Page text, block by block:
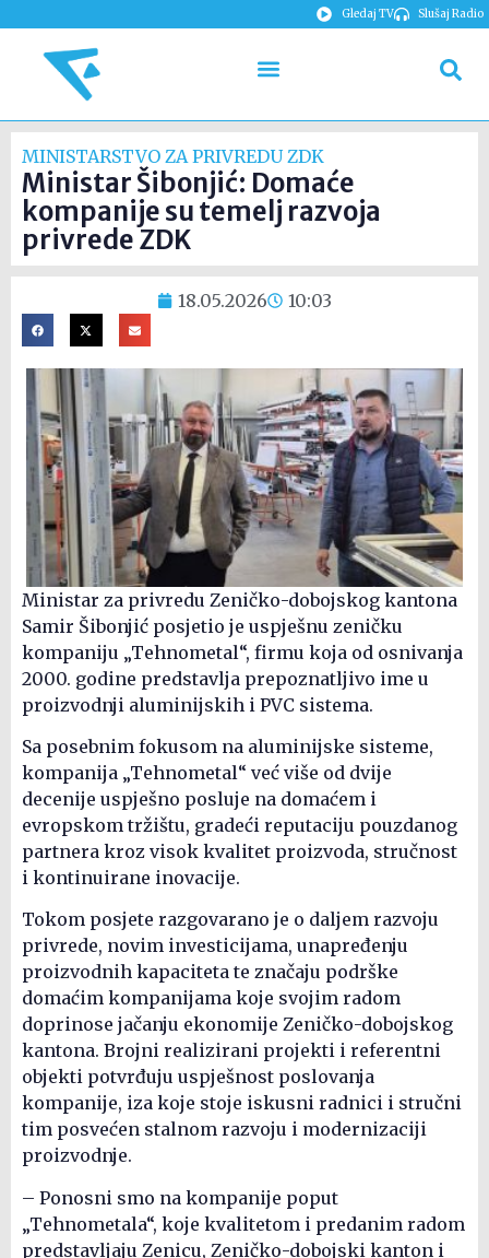
Gledaj TV Slušaj Radio
MINISTARSTVO ZA PRIVREDU ZDK
Ministar Šibonjić: Domaće
kompanije su temelj razvoja
privrede ZDK
18.05.2026 10:03
Ministar za privredu Zeničko-dobojskog kantona
Samir Šibonjić posjetio je uspješnu zeničku
kompaniju „Tehnometal“, firmu koja od osnivanja
2000. godine predstavlja prepoznatljivo ime u
proizvodnji aluminijskih i PVC sistema.
Sa posebnim fokusom na aluminijske sisteme,
kompanija „Tehnometal“ već više od dvije
decenije uspješno posluje na domaćem i
evropskom tržištu, gradeći reputaciju pouzdanog
partnera kroz visok kvalitet proizvoda, stručnost
i kontinuirane inovacije.
Tokom posjete razgovarano je o daljem razvoju
privrede, novim investicijama, unapređenju
proizvodnih kapaciteta te značaju podrške
domaćim kompanijama koje svojim radom
doprinose jačanju ekonomije Zeničko-dobojskog
kantona. Brojni realizirani projekti i referentni
objekti potvrđuju uspješnost poslovanja
kompanije, iza koje stoje iskusni radnici i stručni
tim posvećen stalnom razvoju i modernizaciji
proizvodnje.
– Ponosni smo na kompanije poput
„Tehnometala“, koje kvalitetom i predanim radom
predstavljaju Zenicu, Zeničko-dobojski kanton i